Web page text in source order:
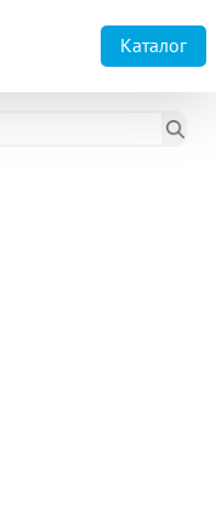
Каталог